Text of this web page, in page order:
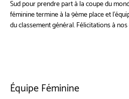
Sud pour prendre part à la coupe du
féminine termine à la 9ème place et
du classement général. Félicitations à
Équipe Féminine